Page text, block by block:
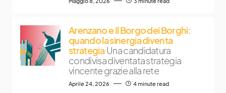
Arenzano e Il Borgo dei Borghi:
quando la sinergia diventa
strategia Una candidatura
condivisa diventata strategia
vincente grazie alla rete
Aprile 24, 2026 4 minute read